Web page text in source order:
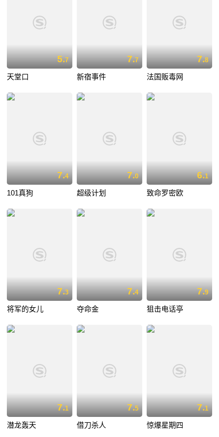
5.7
天堂口
7.7
新宿事件
7.8
法国贩毒网
7.4
101真狗
7.0
超级计划
6.1
致命罗密欧
7.3
将军的女儿
7.4
夺命金
7.9
狙击电话亭
7.1
潜龙轰天
7.5
借刀杀人
7.1
惊爆星期四